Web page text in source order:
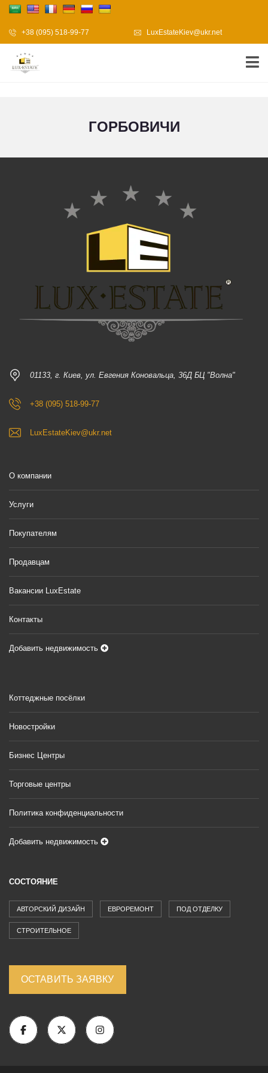
+38 (095) 518-99-77 LuxEstateKiev@ukr.net
ГОРБОВИЧИ
01133, г. Киев, ул. Евгения Коновальца, 36Д БЦ "Волна"
+38 (095) 518-99-77
LuxEstateKiev@ukr.net
О компании
Услуги
Покупателям
Продавцам
Вакансии LuxEstate
Контакты
Добавить недвижимость
Коттеджные посёлки
Новостройки
Бизнес Центры
Торговые центры
Политика конфиденциальности
Добавить недвижимость
СОСТОЯНИЕ
АВТОРСКИЙ ДИЗАЙН ЕВРОРЕМОНТ ПОД ОТДЕЛКУ
СТРОИТЕЛЬНОЕ
ОСТАВИТЬ ЗАЯВКУ